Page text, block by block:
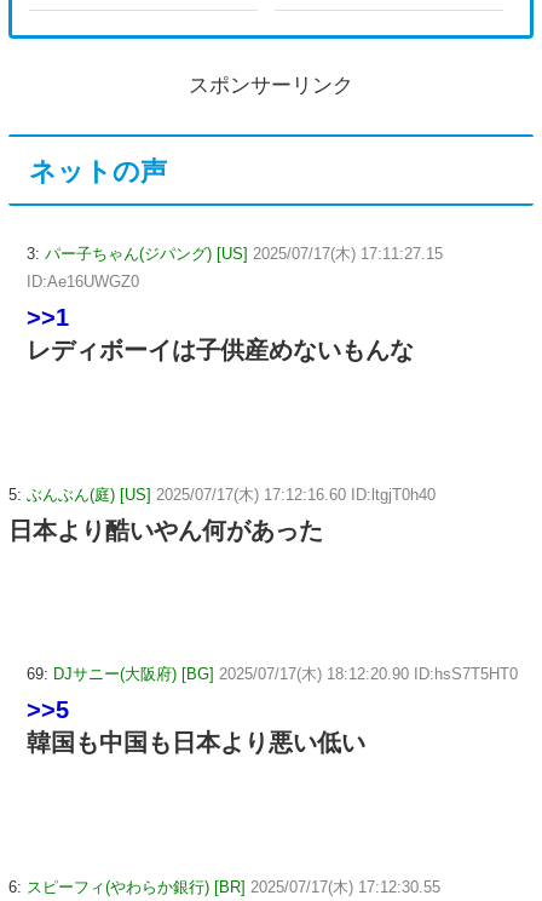
スポンサーリンク
ネットの声
3: パー子ちゃん(ジパング) [US] 2025/07/17(木) 17:11:27.15
ID:Ae16UWGZ0
>>1
レディボーイは子供産めないもんな
5: ぶんぶん(庭) [US] 2025/07/17(木) 17:12:16.60 ID:ltgjT0h40
日本より酷いやん何があった
69: DJサニー(大阪府) [BG] 2025/07/17(木) 18:12:20.90 ID:hsS7T5HT0
>>5
韓国も中国も日本より悪い低い
6: スピーフィ(やわらか銀行) [BR] 2025/07/17(木) 17:12:30.55